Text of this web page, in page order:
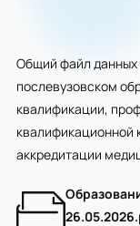
Общий файл данных
послевузовском
квалификации,
квалификационной
аккредитации